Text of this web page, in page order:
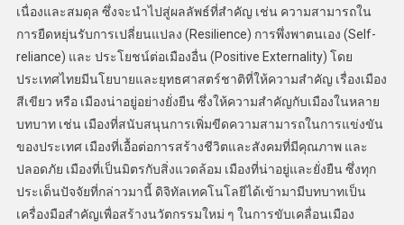
เนื่องและสมดุล ซึ่งจะนำไปสู่ผลลัพธ์ที่สำคัญ เช่น ความสามารถใน
การยืดหยุ่นรับการเปลี่ยนแปลง (Resilience) การพึ่งพาตนเอง (Self-
reliance) และ ประโยชน์ต่อเมืองอื่น (Positive Externality) โดย
ประเทศไทยมีนโยบายและยุทธศาสตร์ชาติที่ให้ความสำคัญ เรื่องเมือง
สีเขียว หรือ เมืองน่าอยู่อย่างยั่งยืน ซึ่งให้ความสำคัญกับเมืองในหลาย
บทบาท เช่น เมืองที่สนับสนุนการเพิ่มขีดความสามารถในการแข่งขัน
ของประเทศ เมืองที่เอื้อต่อการสร้างชีวิตและสังคมที่มีคุณภาพ และ
ปลอดภัย เมืองที่เป็นมิตรกับสิ่งแวดล้อม เมืองที่น่าอยู่และยั่งยืน ซึ่งทุก
ประเด็นปัจจัยที่กล่าวมานี้ ดิจิทัลเทคโนโลยีได้เข้ามามีบทบาทเป็น
เครื่องมือสำคัญเพื่อสร้างนวัตกรรมใหม่ ๆ ในการขับเคลื่อนเมือง